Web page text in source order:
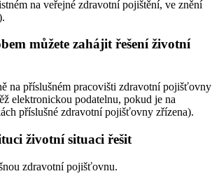
na veřejné zdravotní pojištění, ve znění
můžete zahájit řešení životní
na příslušném pracovišti zdravotní pojišťovny
elektronickou podatelnu, pokud je na
příslušné zdravotní pojišťovny zřízena).
životní situaci řešit
zdravotní pojišťovnu.